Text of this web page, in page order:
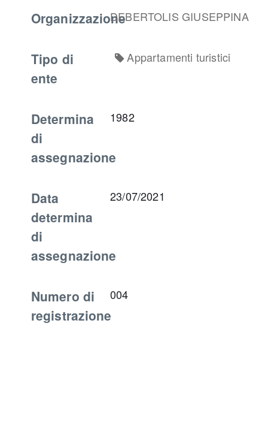
OrganizzazioneDEBERTOLIS GIUSEPPINA
Tipo di
ente
Appartamenti turistici
Determina
di
assegnazione
1982
Data
determina
di
assegnazione
23/07/2021
Numero di
registrazione
004